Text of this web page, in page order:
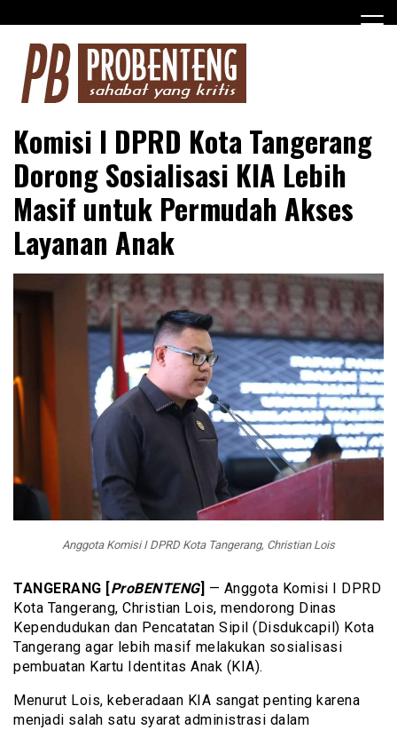
to
content
Probenteng.com
Komisi I DPRD Kota Tangerang
Dorong Sosialisasi KIA Lebih
Masif untuk Permudah Akses
Layanan Anak
Anggota Komisi I DPRD Kota Tangerang, Christian Lois
TANGERANG [ ProBENTENG] — Anggota Komisi I DPRD
Kota Tangerang, Christian Lois, mendorong Dinas
Kependudukan dan Pencatatan Sipil (Disdukcapil) Kota
Tangerang agar lebih masif melakukan sosialisasi
pembuatan Kartu Identitas Anak (KIA).
Menurut Lois, keberadaan KIA sangat penting karena
menjadi salah satu syarat administrasi dalam